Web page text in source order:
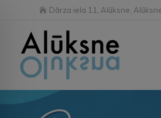
Dārza iela 11, Alūksne,